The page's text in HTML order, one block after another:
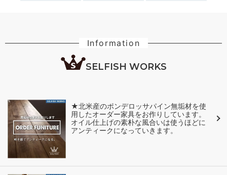
Information
SELFISH WORKS
★北米産のポンデロッサパイン無垢材を使
用したオーダー家具をお作りしています。
オイル仕上げの素朴な風合いは使うほどに
アンティークになっていきます。